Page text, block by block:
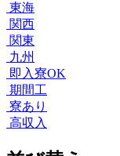
東海
関西
関東
九州
即入寮OK
期間工
寮あり
高収入